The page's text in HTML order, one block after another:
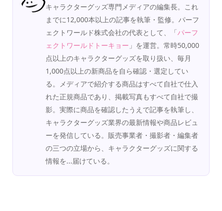
キャラクターグッズ専門メディアの編集長。これ
までに12,000本以上の記事を執筆・監修。パーフ
ェクトワールド株式会社の代表として、「パーフ
ェクトワールドトーキョー 」を運営。常時50,000
点以上のキャラクターグッズを取り扱い、毎月
1,000点以上の新商品を自ら確認・選定してい
る。メディアで紹介する商品はすべて自社で仕入
れた正規商品であり、掲載写真もすべて自社で撮
影。実際に商品を確認したうえで記事を執筆し、
キャラクターグッズ業界の最新情報や商品レビュ
ーを発信している。販売事業者・撮影者・編集者
の三つの立場から、キャラクターグッズに関する
情報を...届けている。